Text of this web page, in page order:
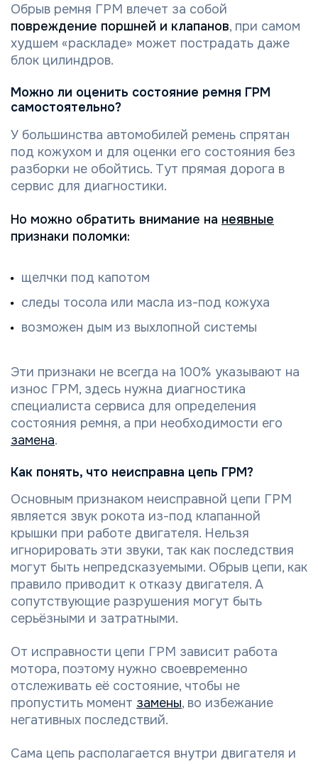
Обрыв ремня ГРМ влечет за собой
повреждение поршней и клапанов, при самом
худшем «раскладе» может пострадать даже
блок цилиндров.
Можно ли оценить состояние ремня ГРМ
самостоятельно?
У большинства автомобилей ремень спрятан
под кожухом и для оценки его состояния без
разборки не обойтись. Тут прямая дорога в
сервис для диагностики.
Но можно обратить внимание на неявные
признаки поломки:
щелчки под капотом
следы тосола или масла из-под кожуха
возможен дым из выхлопной системы
Эти признаки не всегда на 100% указывают на
износ ГРМ, здесь нужна диагностика
специалиста сервиса для определения
состояния ремня, а при необходимости его
замена.
Как понять, что неисправна цепь ГРМ?
Основным признаком неисправной цепи ГРМ
является звук рокота из-под клапанной
крышки при работе двигателя. Нельзя
игнорировать эти звуки, так как последствия
могут быть непредсказуемыми. Обрыв цепи, как
правило приводит к отказу двигателя. А
сопутствующие разрушения могут быть
серьёзными и затратными.
От исправности цепи ГРМ зависит работа
мотора, поэтому нужно своевременно
отслеживать её состояние, чтобы не
пропустить момент замены, во избежание
негативных последствий.
Сама цепь располагается внутри двигателя и